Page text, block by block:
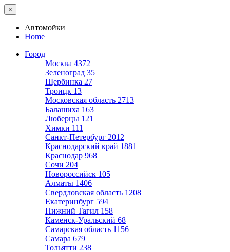
×
Автомойки
Home
Город
Москва 4372
Зеленоград 35
Щербинка 27
Троицк 13
Московская область 2713
Балашиха 163
Люберцы 121
Химки 111
Санкт-Петербург 2012
Краснодарский край 1881
Краснодар 968
Сочи 204
Новороссийск 105
Алматы 1406
Свердловская область 1208
Екатеринбург 594
Нижний Тагил 158
Каменск-Уральский 68
Самарская область 1156
Самара 679
Тольятти 238